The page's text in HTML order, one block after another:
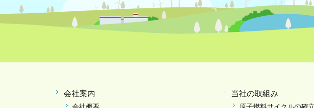
会社案内 当社の取組み